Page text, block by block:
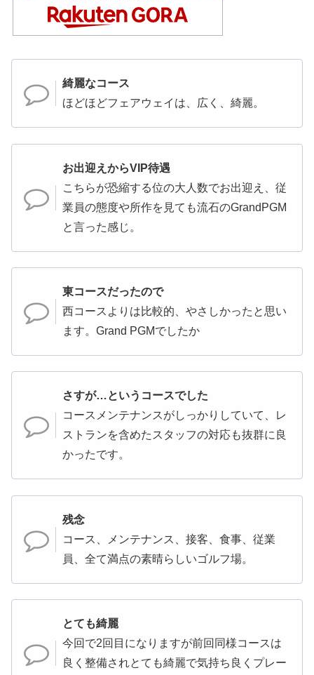
綺麗なコース
ほどほどフェアウェイは、広く、綺麗。
お出迎えからVIP待遇
こちらが恐縮する位の大人数でお出迎え、従
業員の態度や所作を見ても流石のGrandPGM
と言った感じ。
東コースだったので
西コースよりは比較的、やさしかったと思い
ます。Grand PGMでしたか
さすが…というコースでした
コースメンテナンスがしっかりしていて、レ
ストランを含めたスタッフの対応も抜群に良
かったです。
残念
コース、メンテナンス、接客、食事、従業
員、全て満点の素晴らしいゴルフ場。
とても綺麗
今回で2回目になりますが前回同様コースは
良く整備されとても綺麗で気持ち良くプレー